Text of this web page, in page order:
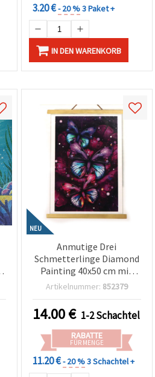
3.20 €- 20 %3 Paket +
IN DEN WARENKORB
NEU
Anmutige Drei
Schmetterlinge Diamond
Painting 40x50 cm mit
runden Steinchen –
Perfekt für Naturkunst &
elegante Wohn-Deko
JSFH78641
Artikelnummer: 852379
14.00€ 1-2 Schachtel
RABATTE
FÜR MENGE
11.20 €- 20 %3 Schachtel +